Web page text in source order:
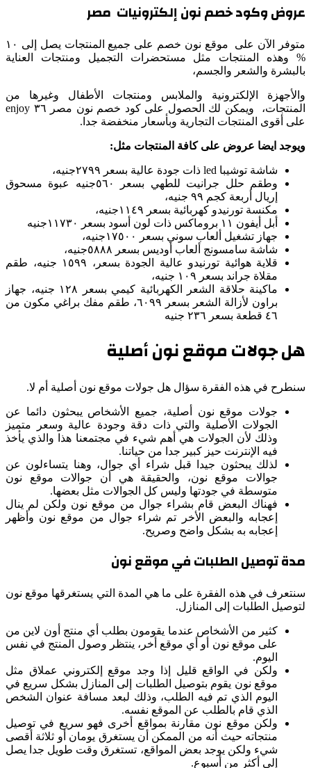
عروض وكود خصم نون إلكترونيات مصر
متوفر الآن على موقع نون خصم على جميع المنتجات يصل إلى ١٠
% وهذه المنتجات مثل مستحضرات التجميل ومنتجات العناية
بالبشرة والشعر والجسم،
والأجهزة الإلكترونية والملابس ومنتجات الأطفال وغيرها من
المنتجات، ويمكن لك الحصول على كود خصم نون مصر ٣٦ enjoy
على أقوى المنتجات التجارية وبأسعار منخفضة جدا.
ويوجد ايضا عروض على كافة المنتجات مثل:
شاشة توشيبا led ذات جودة عالية بسعر ٢٧٩٩جنيه،
وطقم حلل جرانيت للطهي بسعر ٥٦٠جنيه عبوة مسحوق
إريال أربعة كجم ٩٩ جنيه،
مكنسة تورنيدو كهربائية بسعر ١١٤٩جنيه،
أبل أيفون ١١ بروماكس ذات لون أسود بسعر ١١٧٣٠جنيه
جهاز تشغيل ألعاب سوني بسعر ١٧٥٠٠جنيه،
شاشة سامسونج ألعاب أوديس بسعر ٥٨٨٨جنيه،
قلاية هوائية تورنيدو عالية الجودة بسعر، ١٥٩٩ جنيه، طقم
مقلاة جراند بسعر ١٠٩ جنيه،
ماكينة حلاقة الشعر الكهربائية كيمي بسعر ١٢٨ جنيه، جهاز
براون لأزالة الشعر بسعر ٦٠٩٩، طقم مفك براغي مكون من
٤٦ قطعة بسعر ٢٣٦ جنيه
هل جولات موقع نون أصلية
سنطرح في هذه الفقرة سؤال هل جولات موقع نون أصلية أم لا.
جولات موقع نون أصلية، جميع الأشخاص يبحثون دائما عن
الجولات الأصلية والتي ذات دقة وجودة عالية وسعر متميز
وذلك لأن الجولات هي أهم شيء في مجتمعنا هذا والذي يأخذ
فيه الإنترنت حيز كبير جدا من حياتنا.
لذلك يبحثون جيدا قبل شراء أي جوال، وهنا يتساءلون عن
جوالات موقع نون، والحقيقة هي أن جوالات موقع نون
متوسطة في جودتها وليس كل الجوالات مثل بعضها.
فهناك البعض قام بشراء جوال من موقع نون ولكن لم ينال
إعجابه والبعض الأخر تم شراء جوال من موقع نون وأظهر
إعجابه به بشكل واضح وصريح.
مدة توصيل الطلبات في موقع نون
سنتعرف في هذه الفقرة على ما هي المدة التي يستغرقها موقع نون
لتوصيل الطلبات إلى المنازل.
كثير من الأشخاص عندما يقومون بطلب أي منتج أون لاين من
على موقع نون أو أي موقع أخر، ينتظر وصول المنتج في نفس
اليوم.
ولكن في الواقع قليل إذا وجد موقع إلكتروني عملاق مثل
موقع نون يقوم بتوصيل الطلبات إلى المنازل بشكل سريع في
اليوم الذي تم فيه الطلب، وذلك لبعد مسافة عنوان الشخص
الذي قام بالطلب عن الموقع نفسه.
ولكن موقع نون مقارنة بمواقع أخرى فهو سريع في توصيل
منتجاته حيث أنه من الممكن أن يستغرق يومان أو ثلاثة أقصى
شيء ولكن يوجد بعض المواقع، تستغرق وقت طويل جدا يصل
إلى أكثر من أسبوع.